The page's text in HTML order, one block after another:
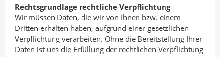
Rechtsgrundlage rechtliche Verpflichtung
Wir müssen Daten, die wir von Ihnen bzw. einem
Dritten erhalten haben, aufgrund einer gesetzlichen
Verpflichtung verarbeiten. Ohne die Bereitstellung Ihrer
Daten ist uns die Erfüllung der rechtlichen Verpflichtung